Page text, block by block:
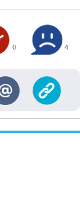
0 4